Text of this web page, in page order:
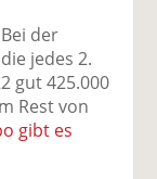
der
jedes 2.
gut 425.000
Rest von
gibt es